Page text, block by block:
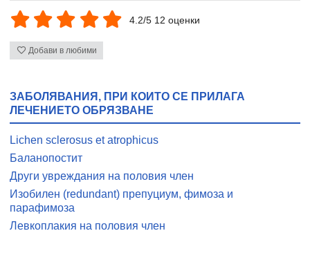
4.2/5 12 оценки
Добави в любими
ЗАБОЛЯВАНИЯ, ПРИ КОИТО СЕ ПРИЛАГА
ЛЕЧЕНИЕТО ОБРЯЗВАНЕ
Lichen sclerosus et atrophicus
Баланопостит
Други увреждания на половия член
Изобилен (redundant) препуциум, фимоза и
парафимоза
Левкоплакия на половия член